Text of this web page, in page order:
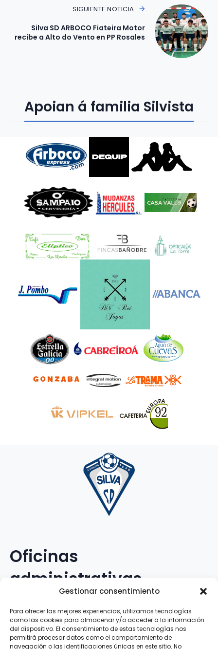
Gestionar consentimiento
Para ofrecer las mejores experiencias, utilizamos tecnologías
como las cookies para almacenar y/o acceder a la información
del dispositivo. El consentimiento de estas tecnologías nos
permitirá procesar datos como el comportamiento de
navegación o las identificaciones únicas en este sitio. No
SIGUIENTE NOTICIA
Silva SD ARBOCO Fiateira Motor
recibe a Alto do Vento en PP Rosales
Apoian á familia Silvista
Oficinas
administrativas
Avenida Galileo Galilei, 12
15.008 · A Coruña · España